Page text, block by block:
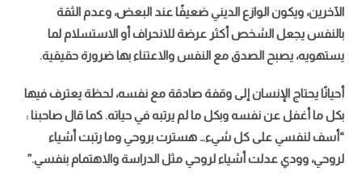
الآخرين، ويكون الوازع الديني ضعيفًا عند البعض، وعدم الثقة
بالنفس يجعل الشخص أكثر عرضة للانحراف أو الاستسلام لما
يستهويه، يصبح الصدق مع النفس والاعتناء بها ضرورة حقيقية.
أحيانًا يحتاج الإنسان إلى وقفة صادقة مع نفسه، لحظة يعترف فيها
بكل ما أغفل عن نفسه وبكل ما لم يرتبه في حياته. كما قال صاحبنا :
“أسف لنفسي على كل شيء… هسترت بروحي وما رتبت أشياء
لروحي، وودي عدلت أشياء لروحي مثل الدراسة والاهتمام بنفسي.”